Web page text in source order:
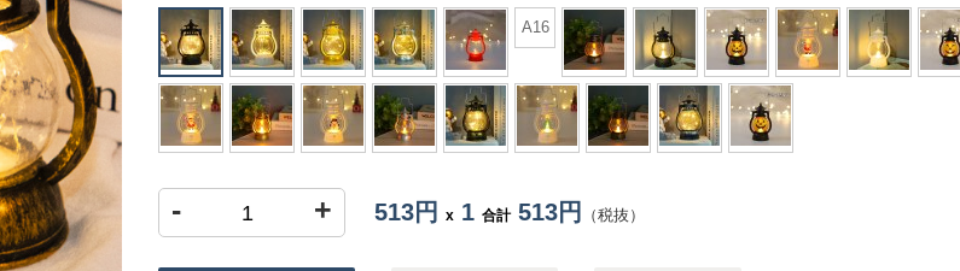
A16
- + 513円 x 1 合計513円 （税抜）